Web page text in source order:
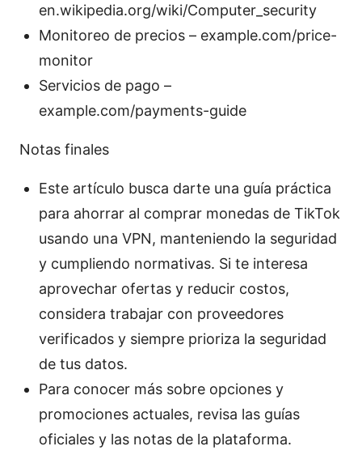
en.wikipedia.org/wiki/Computer_security
Monitoreo de precios – example.com/price-
monitor
Servicios de pago –
example.com/payments-guide
Notas finales
Este artículo busca darte una guía práctica
para ahorrar al comprar monedas de TikTok
usando una VPN, manteniendo la seguridad
y cumpliendo normativas. Si te interesa
aprovechar ofertas y reducir costos,
considera trabajar con proveedores
verificados y siempre prioriza la seguridad
de tus datos.
Para conocer más sobre opciones y
promociones actuales, revisa las guías
oficiales y las notas de la plataforma.